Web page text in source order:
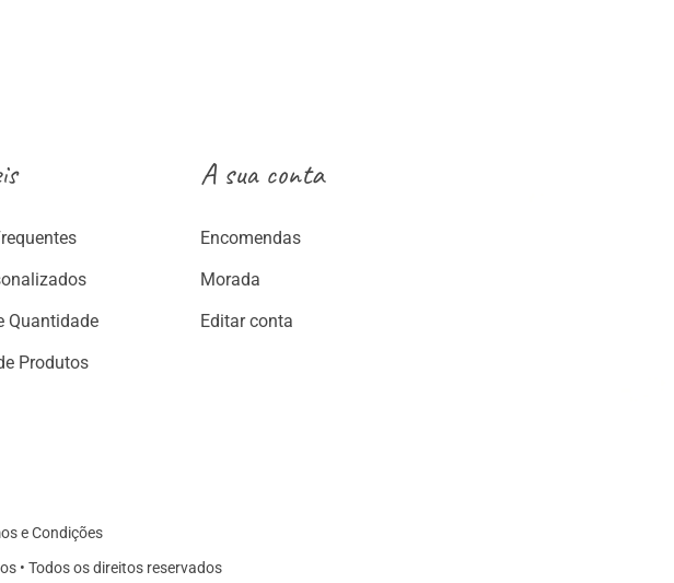
Quantidade
Produtos
A sua conta
Encomendas
Morada
Editar conta
e Condições
• Todos os direitos reservados